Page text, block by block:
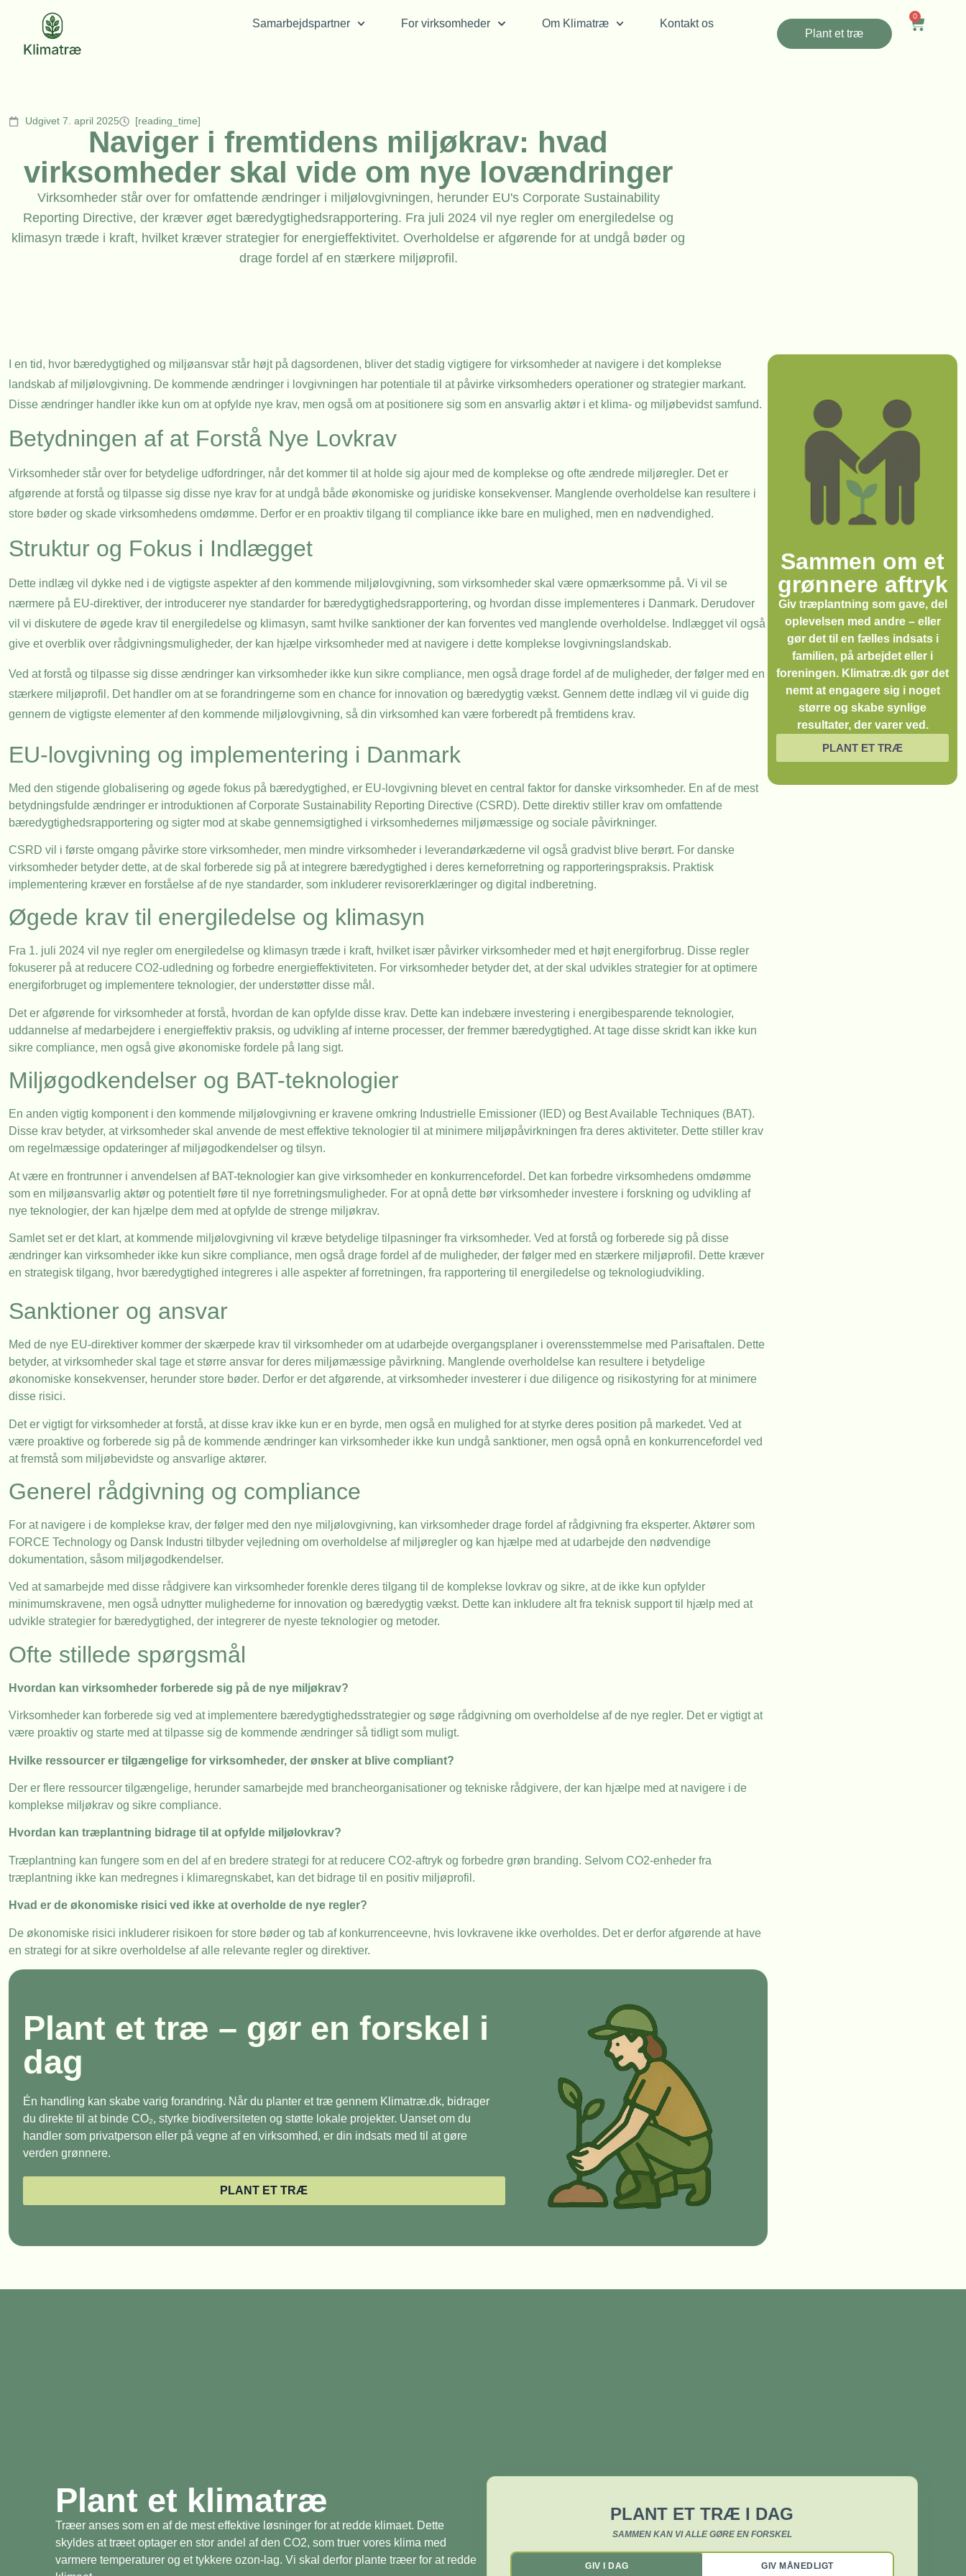
Samarbejdspartner For virksomheder Om Klimatræ
Kontakt os
Plant et træ
0
Udgivet 7. april 2025 [reading_time]
Naviger i fremtidens miljøkrav: hvad
virksomheder skal vide om nye lovændringer
Virksomheder står over for omfattende ændringer i miljølovgivningen, herunder EU's Corporate Sustainability
Reporting Directive, der kræver øget bæredygtighedsrapportering. Fra juli 2024 vil nye regler om energiledelse og
klimasyn træde i kraft, hvilket kræver strategier for energieffektivitet. Overholdelse er afgørende for at undgå bøder og
drage fordel af en stærkere miljøprofil.
I en tid, hvor bæredygtighed og miljøansvar står højt på dagsordenen, bliver det stadig vigtigere for virksomheder at navigere i det komplekse
landskab af miljølovgivning. De kommende ændringer i lovgivningen har potentiale til at påvirke virksomheders operationer og strategier markant.
Disse ændringer handler ikke kun om at opfylde nye krav, men også om at positionere sig som en ansvarlig aktør i et klima- og miljøbevidst samfund.
Betydningen af at Forstå Nye Lovkrav
Virksomheder står over for betydelige udfordringer, når det kommer til at holde sig ajour med de komplekse og ofte ændrede miljøregler. Det er
afgørende at forstå og tilpasse sig disse nye krav for at undgå både økonomiske og juridiske konsekvenser. Manglende overholdelse kan resultere i
store bøder og skade virksomhedens omdømme. Derfor er en proaktiv tilgang til compliance ikke bare en mulighed, men en nødvendighed.
Struktur og Fokus i Indlægget
Dette indlæg vil dykke ned i de vigtigste aspekter af den kommende miljølovgivning, som virksomheder skal være opmærksomme på. Vi vil se
nærmere på EU-direktiver, der introducerer nye standarder for bæredygtighedsrapportering, og hvordan disse implementeres i Danmark. Derudover
vil vi diskutere de øgede krav til energiledelse og klimasyn, samt hvilke sanktioner der kan forventes ved manglende overholdelse. Indlægget vil også
give et overblik over rådgivningsmuligheder, der kan hjælpe virksomheder med at navigere i dette komplekse lovgivningslandskab.
Ved at forstå og tilpasse sig disse ændringer kan virksomheder ikke kun sikre compliance, men også drage fordel af de muligheder, der følger med en
stærkere miljøprofil. Det handler om at se forandringerne som en chance for innovation og bæredygtig vækst. Gennem dette indlæg vil vi guide dig
gennem de vigtigste elementer af den kommende miljølovgivning, så din virksomhed kan være forberedt på fremtidens krav.
EU-lovgivning og implementering i Danmark
Med den stigende globalisering og øgede fokus på bæredygtighed, er EU-lovgivning blevet en central faktor for danske virksomheder. En af de mest
betydningsfulde ændringer er introduktionen af Corporate Sustainability Reporting Directive (CSRD). Dette direktiv stiller krav om omfattende
bæredygtighedsrapportering og sigter mod at skabe gennemsigtighed i virksomhedernes miljømæssige og sociale påvirkninger.
CSRD vil i første omgang påvirke store virksomheder, men mindre virksomheder i leverandørkæderne vil også gradvist blive berørt. For danske
virksomheder betyder dette, at de skal forberede sig på at integrere bæredygtighed i deres kerneforretning og rapporteringspraksis. Praktisk
implementering kræver en forståelse af de nye standarder, som inkluderer revisorerklæringer og digital indberetning.
Øgede krav til energiledelse og klimasyn
Fra 1. juli 2024 vil nye regler om energiledelse og klimasyn træde i kraft, hvilket især påvirker virksomheder med et højt energiforbrug. Disse regler
fokuserer på at reducere CO2-udledning og forbedre energieffektiviteten. For virksomheder betyder det, at der skal udvikles strategier for at optimere
energiforbruget og implementere teknologier, der understøtter disse mål.
Det er afgørende for virksomheder at forstå, hvordan de kan opfylde disse krav. Dette kan indebære investering i energibesparende teknologier,
uddannelse af medarbejdere i energieffektiv praksis, og udvikling af interne processer, der fremmer bæredygtighed. At tage disse skridt kan ikke kun
sikre compliance, men også give økonomiske fordele på lang sigt.
Miljøgodkendelser og BAT-teknologier
En anden vigtig komponent i den kommende miljølovgivning er kravene omkring Industrielle Emissioner (IED) og Best Available Techniques (BAT).
Disse krav betyder, at virksomheder skal anvende de mest effektive teknologier til at minimere miljøpåvirkningen fra deres aktiviteter. Dette stiller krav
om regelmæssige opdateringer af miljøgodkendelser og tilsyn.
At være en frontrunner i anvendelsen af BAT-teknologier kan give virksomheder en konkurrencefordel. Det kan forbedre virksomhedens omdømme
som en miljøansvarlig aktør og potentielt føre til nye forretningsmuligheder. For at opnå dette bør virksomheder investere i forskning og udvikling af
nye teknologier, der kan hjælpe dem med at opfylde de strenge miljøkrav.
Samlet set er det klart, at kommende miljølovgivning vil kræve betydelige tilpasninger fra virksomheder. Ved at forstå og forberede sig på disse
ændringer kan virksomheder ikke kun sikre compliance, men også drage fordel af de muligheder, der følger med en stærkere miljøprofil. Dette kræver
en strategisk tilgang, hvor bæredygtighed integreres i alle aspekter af forretningen, fra rapportering til energiledelse og teknologiudvikling.
Sanktioner og ansvar
Med de nye EU-direktiver kommer der skærpede krav til virksomheder om at udarbejde overgangsplaner i overensstemmelse med Parisaftalen. Dette
betyder, at virksomheder skal tage et større ansvar for deres miljømæssige påvirkning. Manglende overholdelse kan resultere i betydelige
økonomiske konsekvenser, herunder store bøder. Derfor er det afgørende, at virksomheder investerer i due diligence og risikostyring for at minimere
disse risici.
Det er vigtigt for virksomheder at forstå, at disse krav ikke kun er en byrde, men også en mulighed for at styrke deres position på markedet. Ved at
være proaktive og forberede sig på de kommende ændringer kan virksomheder ikke kun undgå sanktioner, men også opnå en konkurrencefordel ved
at fremstå som miljøbevidste og ansvarlige aktører.
Generel rådgivning og compliance
For at navigere i de komplekse krav, der følger med den nye miljølovgivning, kan virksomheder drage fordel af rådgivning fra eksperter. Aktører som
FORCE Technology og Dansk Industri tilbyder vejledning om overholdelse af miljøregler og kan hjælpe med at udarbejde den nødvendige
dokumentation, såsom miljøgodkendelser.
Ved at samarbejde med disse rådgivere kan virksomheder forenkle deres tilgang til de komplekse lovkrav og sikre, at de ikke kun opfylder
minimumskravene, men også udnytter mulighederne for innovation og bæredygtig vækst. Dette kan inkludere alt fra teknisk support til hjælp med at
udvikle strategier for bæredygtighed, der integrerer de nyeste teknologier og metoder.
Ofte stillede spørgsmål
Hvordan kan virksomheder forberede sig på de nye miljøkrav?
Virksomheder kan forberede sig ved at implementere bæredygtighedsstrategier og søge rådgivning om overholdelse af de nye regler. Det er vigtigt at
være proaktiv og starte med at tilpasse sig de kommende ændringer så tidligt som muligt.
Hvilke ressourcer er tilgængelige for virksomheder, der ønsker at blive compliant?
Der er flere ressourcer tilgængelige, herunder samarbejde med brancheorganisationer og tekniske rådgivere, der kan hjælpe med at navigere i de
komplekse miljøkrav og sikre compliance.
Hvordan kan træplantning bidrage til at opfylde miljølovkrav?
Træplantning kan fungere som en del af en bredere strategi for at reducere CO2-aftryk og forbedre grøn branding. Selvom CO2-enheder fra
træplantning ikke kan medregnes i klimaregnskabet, kan det bidrage til en positiv miljøprofil.
Hvad er de økonomiske risici ved ikke at overholde de nye regler?
De økonomiske risici inkluderer risikoen for store bøder og tab af konkurrenceevne, hvis lovkravene ikke overholdes. Det er derfor afgørende at have
en strategi for at sikre overholdelse af alle relevante regler og direktiver.
Plant et træ – gør en forskel i
dag
Én handling kan skabe varig forandring. Når du planter et træ gennem Klimatræ.dk, bidrager
du direkte til at binde CO₂, styrke biodiversiteten og støtte lokale projekter. Uanset om du
handler som privatperson eller på vegne af en virksomhed, er din indsats med til at gøre
verden grønnere.
PLANT ET TRÆ
Sammen om et
grønnere aftryk
Giv træplantning som gave, del
oplevelsen med andre – eller
gør det til en fælles indsats i
familien, på arbejdet eller i
foreningen. Klimatræ.dk gør det
nemt at engagere sig i noget
større og skabe synlige
resultater, der varer ved.
PLANT ET TRÆ
Plant et klimatræ
Træer anses som en af de mest effektive løsninger for at redde klimaet. Dette
skyldes at træet optager en stor andel af den CO2, som truer vores klima med
varmere temperaturer og et tykkere ozon-lag. Vi skal derfor plante træer for at redde
PLANT ET TRÆ I DAG
SAMMEN KAN VI ALLE GØRE EN FORSKEL
GIV I DAG GIV MÅNEDLIGT